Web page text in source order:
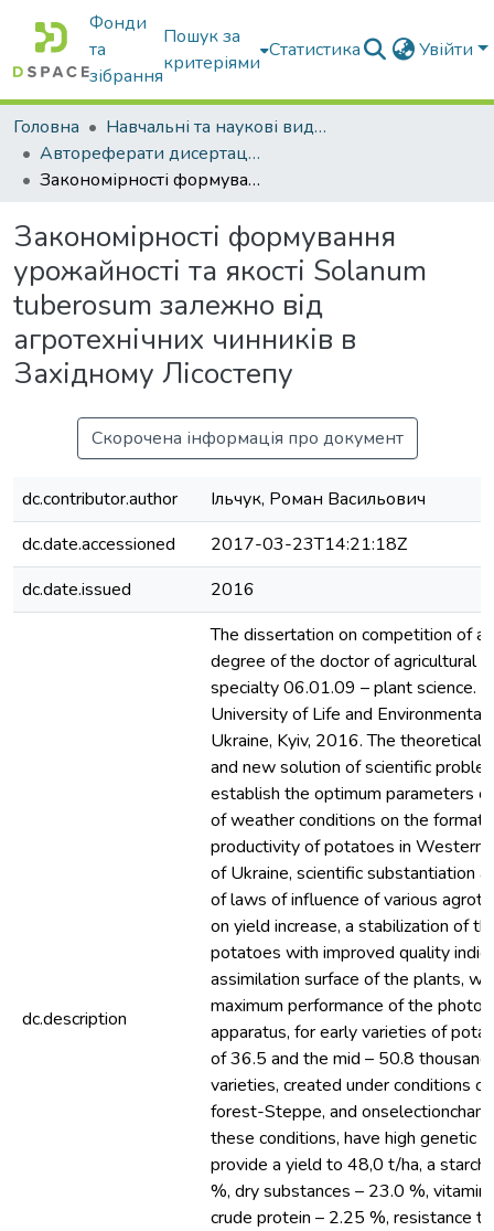
Фонди
та
зібрання
Пошук за
критеріями
Статистика Увійти
Головна
Навчальні та наукові видання
Автореферати дисертацій та дисертації
Закономірності формування урожайності та якості Solanum tuberosum залежно від агротехнічних чинників в Західному Лісостепу
Закономірності формування
урожайності та якості Solanum
tuberosum залежно від
агротехнічних чинників в
Західному Лісостепу
Скорочена інформація про документ
dc.contributor.author
Ільчук, Роман Васильович
dc.date.accessioned
2017-03-23T14:21:18Z
dc.date.issued
2016
dc.description
The dissertation on competition of a
degree of the doctor of agricultural
specialty 06.01.09 – plant science.
University of Life and Environmental
Ukraine, Kyiv, 2016. The theoretical
and new solution of scientific
establish the optimum parameters
of weather conditions on the
productivity of potatoes in Western
of Ukraine, scientific substantiation
of laws of influence of various
on yield increase, a stabilization of
potatoes with improved quality
assimilation surface of the plants,
maximum performance of the
apparatus, for early varieties of
of 36.5 and the mid – 50.8
varieties, created under conditions
forest-Steppe, and
these conditions, have high genetic
provide a yield to 48,0 t/ha, a
%, dry substances – 23.0 %, vitamin
crude protein – 2.25 %, resistance